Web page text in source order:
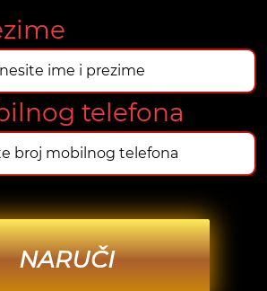
telefona
NARUČI